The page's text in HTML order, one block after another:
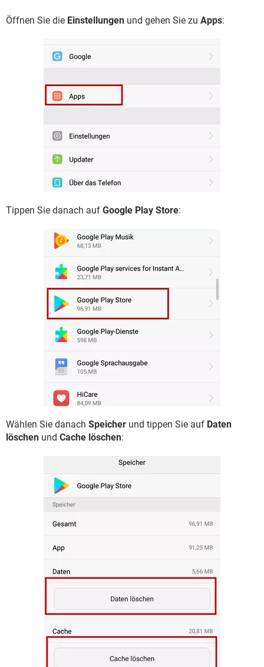
Öffnen Sie die Einstellungen und gehen Sie zu Apps:
Tippen Sie danach auf Google Play Store:
Wählen Sie danach Speicher und tippen Sie auf Daten
löschen und Cache löschen: